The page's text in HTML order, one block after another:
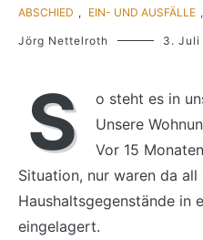
ABSCHIED , EIN- UND AUSFÄLLE ,
Jörg Nettelroth 3. Juli
S
o steht es in
Unsere
Vor 15
Situation, nur waren da all
Haushaltsgegenstände in
eingelagert.